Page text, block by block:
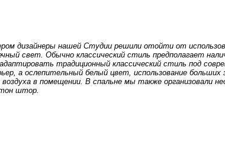
дизайнеры нашей Студии решили отойти от
свет. Обычно классический стиль предполагает
традиционный классический стиль под
а ослепительный белый цвет, использование больших
в помещении. В спальне мы также организовали
штор.